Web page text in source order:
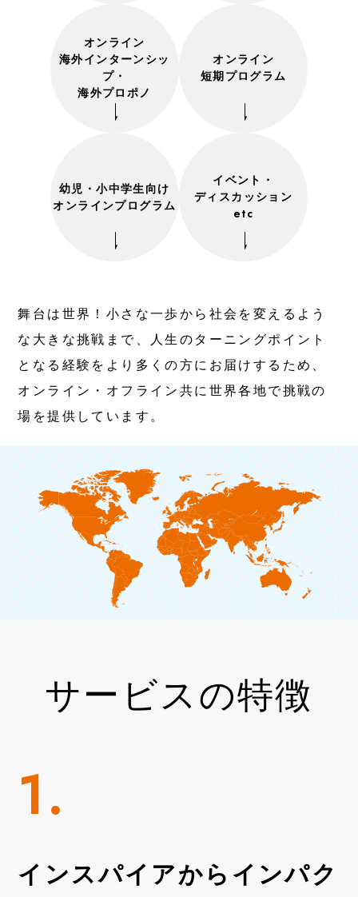
Supporters
タイモブマフィア（タイモブサポーター）
お知らせ
メディア掲載情報
RECRUIT
採用情報
SUSTINABILITY
サステナビリティ
CONTACT
お問い合せ
オンライン
海外インターンシッ
プ・
海外プロポノ
オンライン
短期プログラム
幼児・小中学生向け
オンラインプログラム
イベント・
ディスカッション
etc
舞台は世界！小さな一歩から社会を変えるよう
な大きな挑戦まで、人生のターニングポイント
となる経験をより多くの方にお届けするため、
オンライン・オフライン共に世界各地で挑戦の
場を提供しています。
サービスの特徴
1.
インスパイアからインパク